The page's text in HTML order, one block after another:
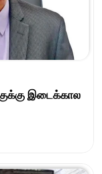
இடைக்கால